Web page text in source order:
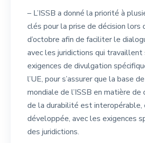
– L’ISSB a donné la priorité à
clés pour la prise de décision lors
d’octobre afin de faciliter le
avec les juridictions qui travaillent
exigences de divulgation
l’UE, pour s’assurer que la base
mondiale de l’ISSB en matière de
de la durabilité est
développée, avec les exigences
des juridictions.